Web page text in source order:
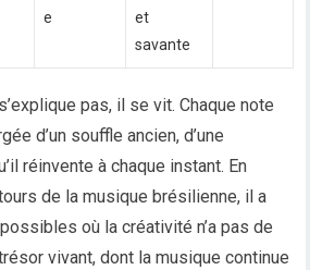
e
et
savante
pas, il se vit. Chaque note
d’un souffle ancien, d’une
réinvente à chaque instant. En
de la musique brésilienne, il a
où la créativité n’a pas de
vivant, dont la musique continue